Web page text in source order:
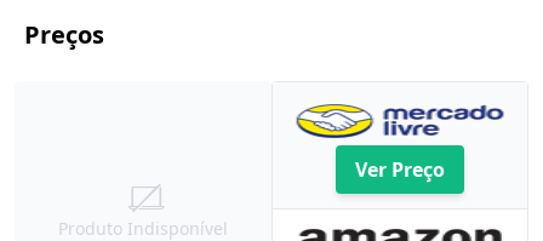
Preços
Produto Indisponível
Ver Preço